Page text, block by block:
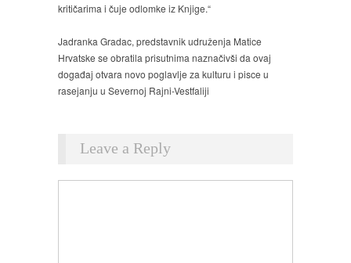
kritičarima i čuje odlomke iz Knjige.“
Jadranka Gradac, predstavnik udruženja Matice
Hrvatske se obratila prisutnima naznačivši da ovaj
događaj otvara novo poglavlje za kulturu i pisce u
rasejanju u Severnoj Rajni-Vestfaliji
Leave a Reply